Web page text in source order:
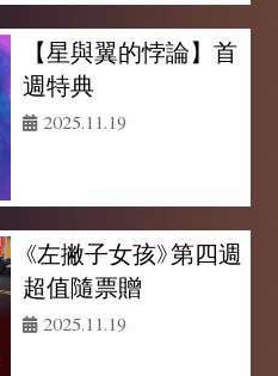
【星與翼的悖論】首
週特典
2025.11.19
《左撇子女孩》第四週
超值隨票贈
2025.11.19